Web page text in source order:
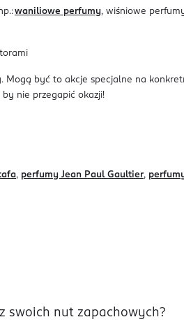
waniliowe perfumy, wiśniowe
Mogą być to akcje specjalne na
nie przegapić okazji!
, perfumy Jean Paul Gaultier,
swoich nut zapachowych?